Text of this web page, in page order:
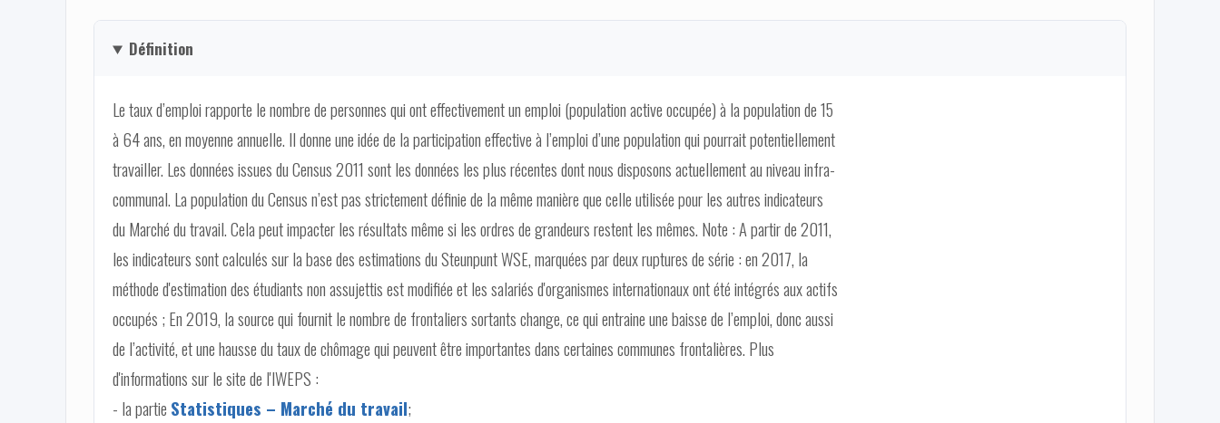
Définition
Le taux d’emploi rapporte le nombre de personnes qui ont effectivement un emploi (population active occupée) à la population de 15
à 64 ans, en moyenne annuelle. Il donne une idée de la participation effective à l’emploi d’une population qui pourrait potentiellement
travailler. Les données issues du Census 2011 sont les données les plus récentes dont nous disposons actuellement au niveau infra-
communal. La population du Census n’est pas strictement définie de la même manière que celle utilisée pour les autres indicateurs
du Marché du travail. Cela peut impacter les résultats même si les ordres de grandeurs restent les mêmes. Note : A partir de 2011,
les indicateurs sont calculés sur la base des estimations du Steunpunt WSE, marquées par deux ruptures de série : en 2017, la
méthode d'estimation des étudiants non assujettis est modifiée et les salariés d'organismes internationaux ont été intégrés aux actifs
occupés ; En 2019, la source qui fournit le nombre de frontaliers sortants change, ce qui entraine une baisse de l’emploi, donc aussi
de l’activité, et une hausse du taux de chômage qui peuvent être importantes dans certaines communes frontalières. Plus
d'informations sur le site de l'IWEPS :
- la partie Statistiques – Marché du travail;